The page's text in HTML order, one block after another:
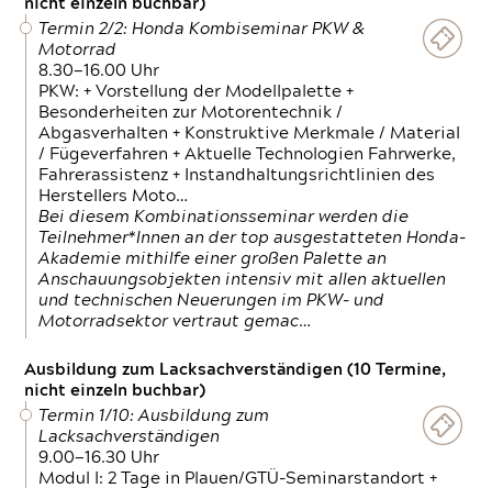
nicht einzeln buchbar)
Termin 2/2: Honda Kombiseminar PKW &
Motorrad
8.30—16.00 Uhr
PKW: + Vorstellung der Modellpalette +
Besonderheiten zur Motorentechnik /
Abgasverhalten + Konstruktive Merkmale / Material
/ Fügeverfahren + Aktuelle Technologien Fahrwerke,
Fahrerassistenz + Instandhaltungsrichtlinien des
Herstellers Moto…
Bei diesem Kombinationsseminar werden die
Teilnehmer*Innen an der top ausgestatteten Honda-
Akademie mithilfe einer großen Palette an
Anschauungsobjekten intensiv mit allen aktuellen
und technischen Neuerungen im PKW- und
Motorradsektor vertraut gemac…
Ausbildung zum Lacksachverständigen (10 Termine,
nicht einzeln buchbar)
Termin 1/10: Ausbildung zum
Lacksachverständigen
9.00—16.30 Uhr
Modul I: 2 Tage in Plauen/GTÜ-Seminarstandort +